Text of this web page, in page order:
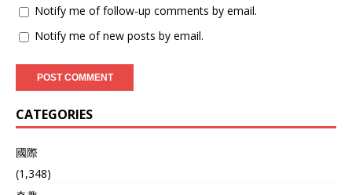
Notify me of follow-up comments by email.
Notify me of new posts by email.
CATEGORIES
國際
(1,348)